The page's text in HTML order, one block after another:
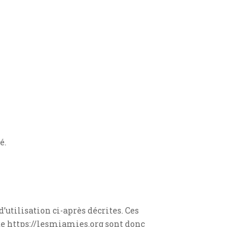
ci-après décrites. Ces
https://lesmiamies.org sont donc